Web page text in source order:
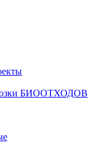
БИООТХОДОВ